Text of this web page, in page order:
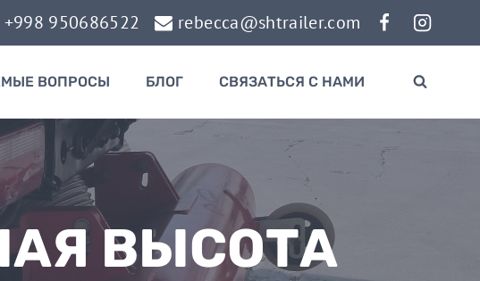
+998 950686522 rebecca@shtrailer.com
ВОПРОСЫ БЛОГ СВЯЗАТЬСЯ С НАМИ
ВЫСОТА